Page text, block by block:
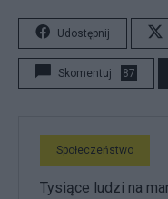
Udostępnij
Skomentuj 87
Społeczeństwo
Tysiące ludzi na